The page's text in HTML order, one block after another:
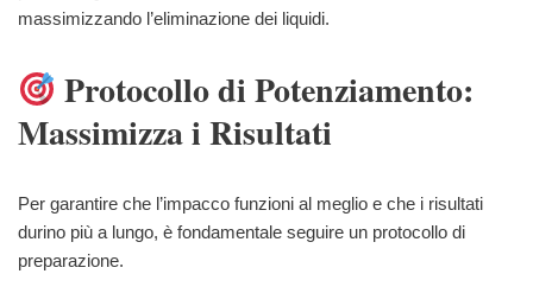
massimizzando l’eliminazione dei liquidi.
Protocollo di Potenziamento:
Massimizza i Risultati
Per garantire che l’impacco funzioni al meglio e che i risultati
durino più a lungo, è fondamentale seguire un protocollo di
preparazione.